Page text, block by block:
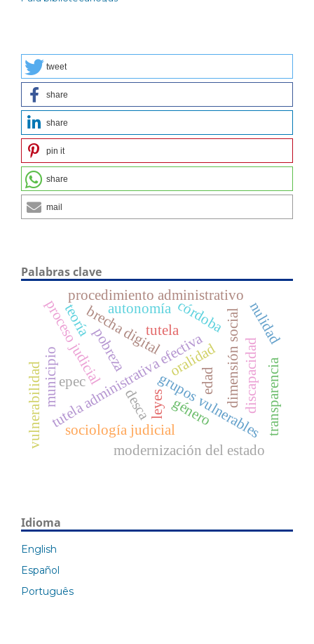
tweet
share
share
pin it
share
mail
Palabras clave
brecha digital
tutela administrativa efectivagrupos vulnerables
modernización del estado
procedimiento administrativo
dimensión social
desca
oralidad
sociología judicial
proceso judicial
epec transparencia
vulnerabilidad
tutela
edad discapacidad
género
pobreza
córdoba
municipio
nulidad
autonomía
leyes
teoría
Idioma
English
Español
Português